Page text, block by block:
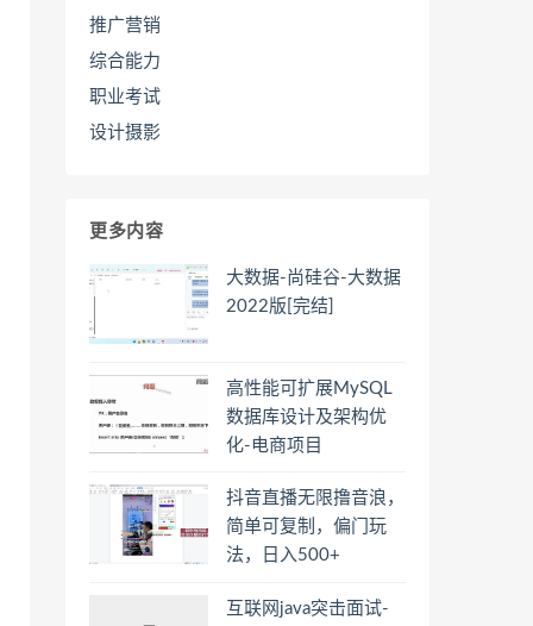
推广营销
综合能力
职业考试
设计摄影
更多内容
大数据-尚硅谷-大数据
2022版[完结]
高性能可扩展MySQL
数据库设计及架构优
化-电商项目
抖音直播无限撸音浪，
简单可复制，偏门玩
法，日入500+
互联网java突击面试-